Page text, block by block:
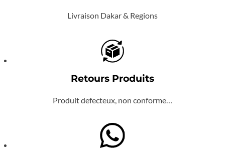
Livraison Dakar & Regions
Retours Produits
Produit defecteux, non conforme…